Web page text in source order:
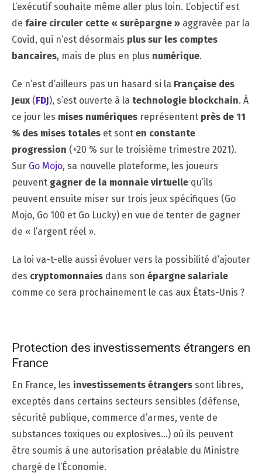
L’exécutif souhaite même aller plus loin. L’objectif est
de faire circuler cette « surépargne » aggravée par la
Covid, qui n’est désormais plus sur les comptes
bancaires, mais de plus en plus numérique.
Ce n’est d’ailleurs pas un hasard si la Française des
Jeux (FDJ), s’est ouverte à la technologie blockchain. À
ce jour les mises numériques représentent près de 11
% des mises totales et sont en constante
progression (+20 % sur le troisième trimestre 2021).
Sur Go Mojo, sa nouvelle plateforme, les joueurs
peuvent gagner de la monnaie virtuelle qu’ils
peuvent ensuite miser sur trois jeux spécifiques (Go
Mojo, Go 100 et Go Lucky) en vue de tenter de gagner
de « l’argent réel ».
La loi va-t-elle aussi évoluer vers la possibilité d’ajouter
des cryptomonnaies dans son épargne salariale
comme ce sera prochainement le cas aux États-Unis ?
Protection des investissements étrangers en
France
En France, les investissements étrangers sont libres,
exceptés dans certains secteurs sensibles (défense,
sécurité publique, commerce d’armes, vente de
substances toxiques ou explosives…) où ils peuvent
être soumis à une autorisation préalable du Ministre
chargé de l’Économie.